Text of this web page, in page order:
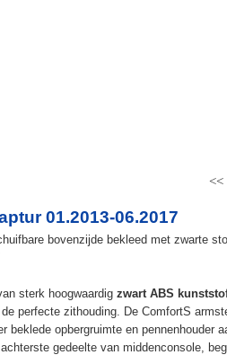
<<
01.2013-06.2017
bovenzijde bekleed met zwarte
sterk hoogwaardig zwart ABS
perfecte zithouding. De ComfortS
opbergruimte en pennenhouder
gedeelte van middenconsole,